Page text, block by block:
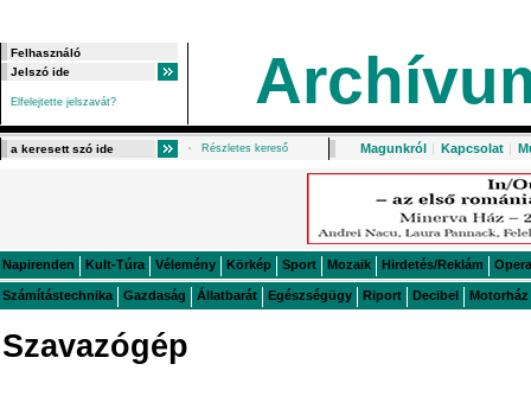
Elfelejtette jelszavát?
Részletes kereső Magunkról | Kapcsolat |
Napirenden Kult-Túra Vélemény Körkép Sport Mozaik Hirdetés/Reklám Opera
Számítástechnika Gazdaság Állatbarát Egészségügy Riport Decibel Motorház
Szavazógép